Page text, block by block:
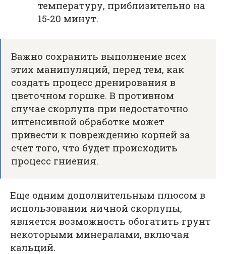
температуру, приблизительно на
15-20 минут.
Важно сохранить выполнение всех
этих манипуляций, перед тем, как
создать процесс дренирования в
цветочном горшке. В противном
случае скорлупа при недостаточно
интенсивной обработке может
привести к повреждению корней за
счет того, что будет происходить
процесс гниения.
Еще одним дополнительным плюсом в
использовании яичной скорлупы,
является возможность обогатить грунт
некоторыми минералами, включая
кальций.